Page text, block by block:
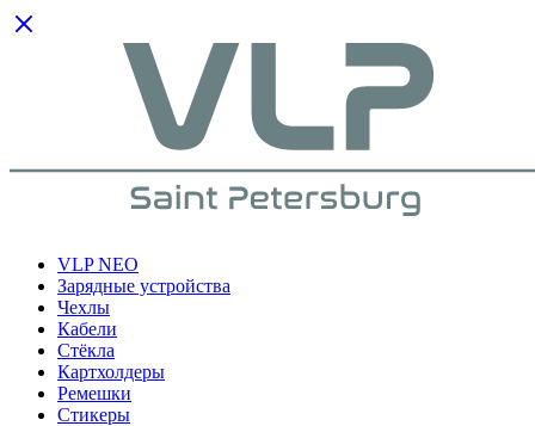
VLP NEO
Зарядные устройства
Чехлы
Кабели
Cтёкла
Картхолдеры
Ремешки
Стикеры